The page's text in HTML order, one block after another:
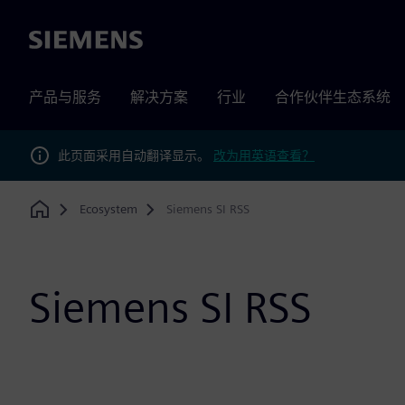
Siemens
产品与服务 解决方案 行业 合作伙伴生态系统
此页面采用自动翻译显示。 改为用英语查看？
Home
Ecosystem Siemens SI RSS
Siemens SI RSS